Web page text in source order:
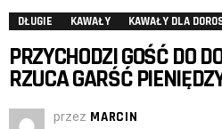
DŁUGIE KAWAŁY KAWAŁY DLA
PRZYCHODZI GOŚĆ DO
RZUCA GARŚĆ
przez MARCIN